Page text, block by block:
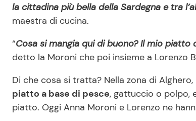
la cittadina più bella della Sardegna e tra
maestra di cucina.
“Cosa si mangia qui di buono? Il mio piatto
detto la Moroni che poi insieme a Lorenzo
Di che cosa si tratta? Nella zona di
piatto a base di pesce, gattuccio o polpo,
piatto. Oggi Anna Moroni e Lorenzo ne